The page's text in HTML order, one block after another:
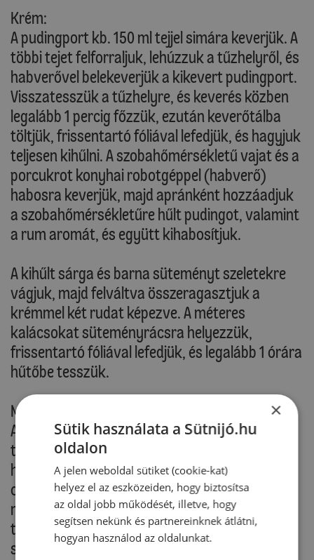
Krém:
A pudingport kb. 150 ml tejjel simára keverjük. A
többi tejet felforraljuk, lehúzzuk a tűzhelyről, és
habverővel belekeverjük a kikevert pudingport.
Visszatesszük a tűzhelyre, és keverés közben
legalább 1 percig főzzük, ezután keverőtálba
töltjük, frissentartó fóliával lefedjük, és hagyjuk
teljesen kihűlni. A szobahőmérsékletű vajat és a
porcukrot konyhai robotgéppel (habverő)
habosra keverjük, majd apránként hozzáadjuk
a szobahőmérsékletűre hűlt pudingot, valamint
a rum aromát, és együtt kihabosítjuk.
A kihűlt sárga és barna süteményt szeletekre
vágjuk, majd felváltva összeragasztjuk a
krémmel két rudat képezve. A méteres
kalácsokat süteményrácsra helyezzük,
frissentartó fóliával lefedjük, és legalább 1 órára
hűtőbe tesszük.
Máz:
A tortabevonót összetördeljük, és egy hőálló
tálban, vízgőz felett megolvasztjuk, majd
hozzákeverjük az olajat. A méteres kalácsokra
csorgatjuk, elsimítjuk, hagyjuk megdermedni,
majd a süteményt tálalásig hűtőszekrénybe
tesszük. Tálaláskor a méteres kalácsot ferdén
szeleteljük.
×
Sütik használata a Sütnijó.hu
oldalon
A jelen weboldal sütiket (cookie-kat)
helyez el az eszközeiden, hogy biztosítsa
az oldal jobb működését, illetve, hogy
segítsen nekünk és partnereinknek átlátni,
hogyan használod az oldalunkat.